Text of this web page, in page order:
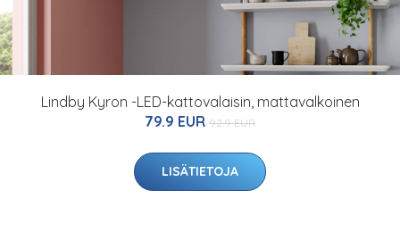
Lindby Kyron -LED-kattovalaisin, mattavalkoinen
79.9 EUR 92.9 EUR
LISÄTIETOJA